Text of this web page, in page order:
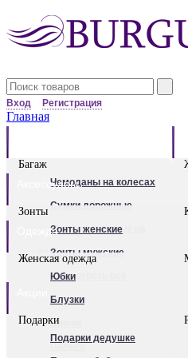
Вход Регистрация
Главная
Багаж
Чемоданы на колесах
Сумки дорожные
Сумки дорожные на
колесах.
Сумки - тележки
хозяйственные
Бьюти - кейсы
Кейс-пилоты
Аксессуары
Зонты
Зонты женские
Зонты мужские
Посмотреть все
Одежда
Женская одежда
Юбки
Блузки
Брюки
Пальто
Подарки
Подарки дедушке